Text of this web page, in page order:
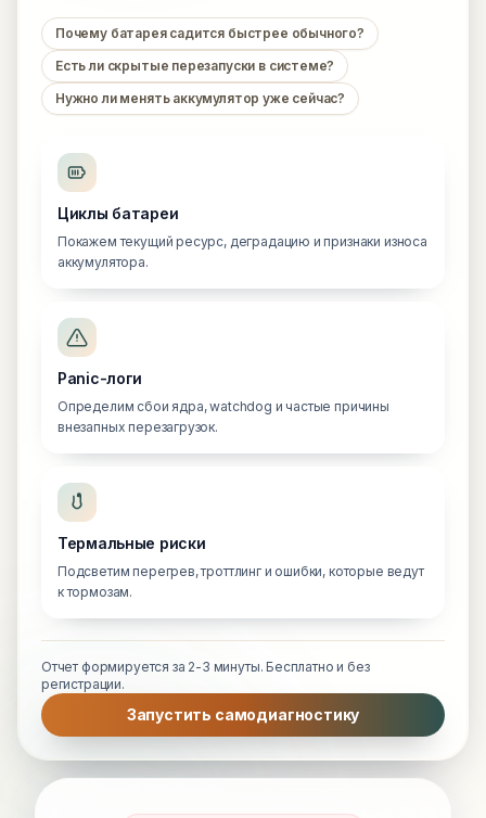
Почему батарея садится быстрее обычного?
Есть ли скрытые перезапуски в системе?
Нужно ли менять аккумулятор уже сейчас?
Циклы батареи
Покажем текущий ресурс, деградацию и признаки износа
аккумулятора.
Panic-логи
Определим сбои ядра, watchdog и частые причины
внезапных перезагрузок.
Термальные риски
Подсветим перегрев, троттлинг и ошибки, которые ведут
к тормозам.
Отчет формируется за 2-3 минуты. Бесплатно и без
регистрации.
Запустить самодиагностику